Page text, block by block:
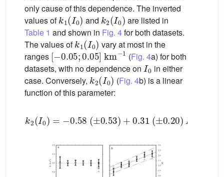
only cause of this dependence. The inverted
values of
k1( I0)
and
k2(I0)
are listed in
Table 1 and shown in Fig. 4for both datasets.
The values of
k1(I0)
vary at most in the
ranges
[−0.05;0.05 ]km−1
(Fig. 4a) for both
datasets, with no dependence on
I0
in either
case. Conversely,
k2(I0)
(Fig. 4b) is a linear
function of this parameter:
k2 (I 0) −0.58 (±0.53) 0.31( ±0.20)I0